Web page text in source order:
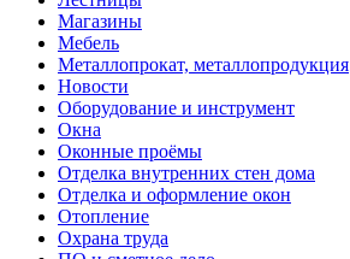
Магазины
Мебель
Металлопрокат, металлопродукция
Новости
Оборудование и инструмент
Окна
Оконные проёмы
Отделка внутренних стен дома
Отделка и оформление окон
Отопление
Охрана труда